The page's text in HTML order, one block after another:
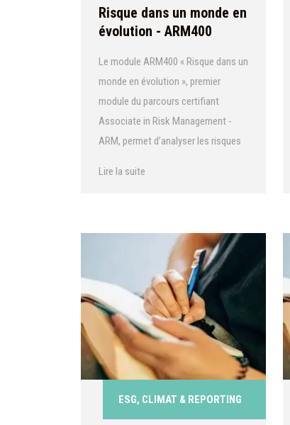
Risque dans un monde en
évolution - ARM400
Le module ARM400 « Risque dans un
monde en évolution », premier
module du parcours certifiant
Associate in Risk Management -
ARM, permet d’analyser les risques
émergentes et les enjeux de
Lire la suite
ESG, CLIMAT & REPORTING